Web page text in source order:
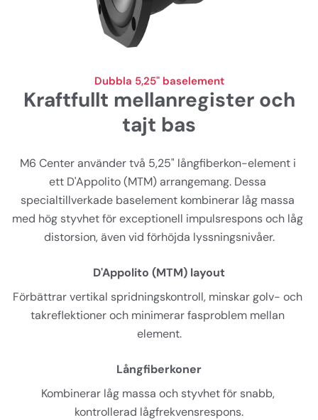
Dubbla 5,25" baselement
Kraftfullt mellanregister och
tajt bas
M6 Center använder två 5,25" långfiberkon-element i
ett D'Appolito (MTM) arrangemang. Dessa
specialtillverkade baselement kombinerar låg massa
med hög styvhet för exceptionell impulsrespons och låg
distorsion, även vid förhöjda lyssningsnivåer.
D'Appolito (MTM) layout
Förbättrar vertikal spridningskontroll, minskar golv- och
takreflektioner och minimerar fasproblem mellan
element.
Långfiberkoner
Kombinerar låg massa och styvhet för snabb,
kontrollerad lågfrekvensrespons.